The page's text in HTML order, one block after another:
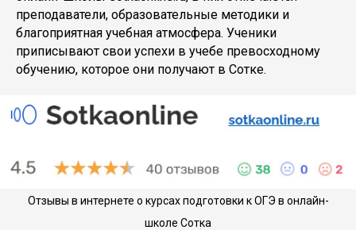
преподаватели, образовательные методики и
благоприятная учебная атмосфера. Ученики
приписывают свои успехи в учебе превосходному
обучению, которое они получают в Сотке.
Отзывы в интернете о курсах подготовки к ОГЭ в онлайн-
школе Сотка